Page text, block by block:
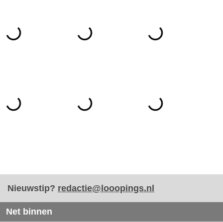
Nieuwstip? redactie@looopings.nl
Net binnen